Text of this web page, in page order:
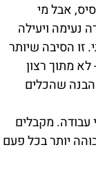
אבל מי
נעימה ויעילה
זו הסיבה שיותר
מתוך רצון
שהכלים
עבודה. מקבלים
יותר בכל פעם